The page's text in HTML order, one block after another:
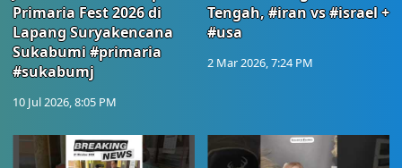
Primaria Fest 2026 di
Lapang Suryakencana
Sukabumi #primaria
#sukabumj
10 Jul 2026, 8:05 PM
Tengah, #iran vs #israel +
#usa
2 Mar 2026, 7:24 PM